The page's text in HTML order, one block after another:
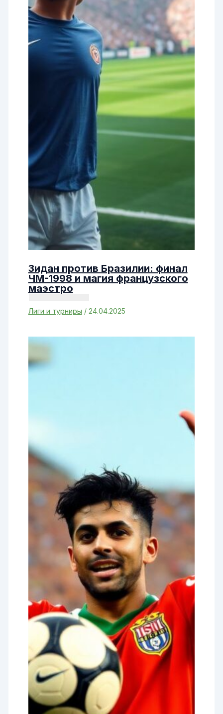
Зидан против Бразилии: финал
ЧМ-1998 и магия французского
маэстро
Лиги и турниры / 24.04.2025